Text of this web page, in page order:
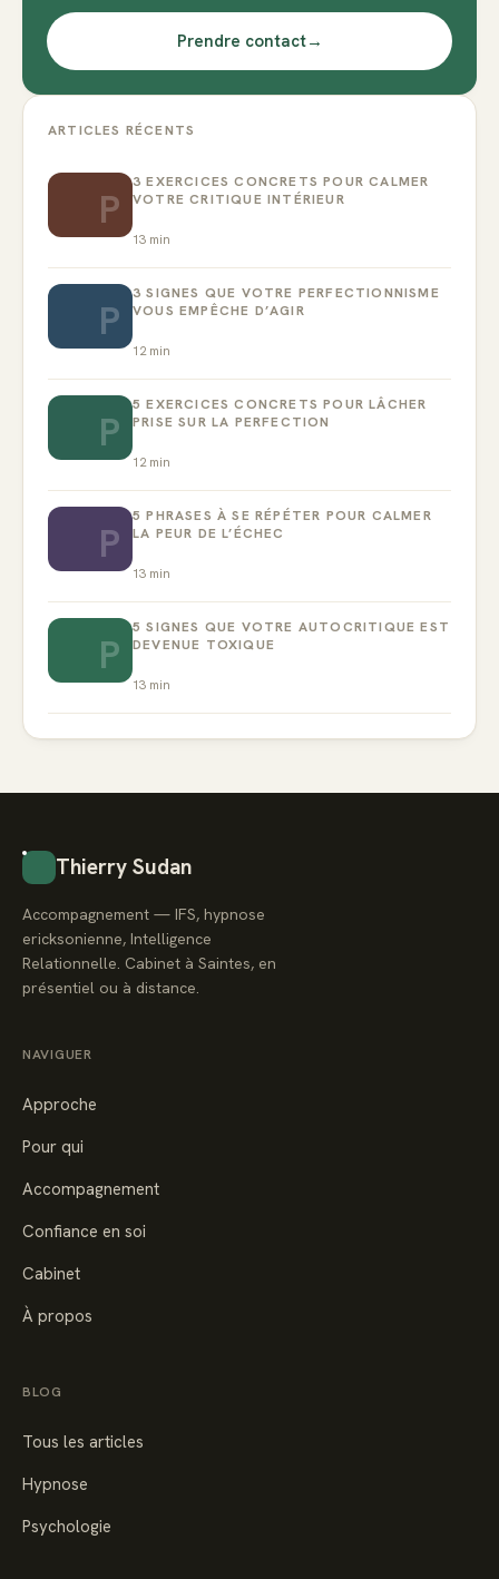
Prendre contact→
ARTICLES RÉCENTS
P
3 EXERCICES CONCRETS POUR CALMER
VOTRE CRITIQUE INTÉRIEUR
13 min
P
3 SIGNES QUE VOTRE PERFECTIONNISME
VOUS EMPÊCHE D’AGIR
12min
P
5 EXERCICES CONCRETS POUR LÂCHER
PRISE SUR LA PERFECTION
12min
P
5 PHRASES À SE RÉPÉTER POUR CALMER
LA PEUR DE L’ÉCHEC
13 min
P
5 SIGNES QUE VOTRE AUTOCRITIQUE EST
DEVENUE TOXIQUE
13 min
Thierry Sudan
Accompagnement — IFS, hypnose
ericksonienne, Intelligence
Relationnelle. Cabinet à Saintes, en
présentiel ou à distance.
NAVIGUER
Approche
Pour qui
Accompagnement
Confiance en soi
Cabinet
À propos
BLOG
Tous les articles
Hypnose
Psychologie